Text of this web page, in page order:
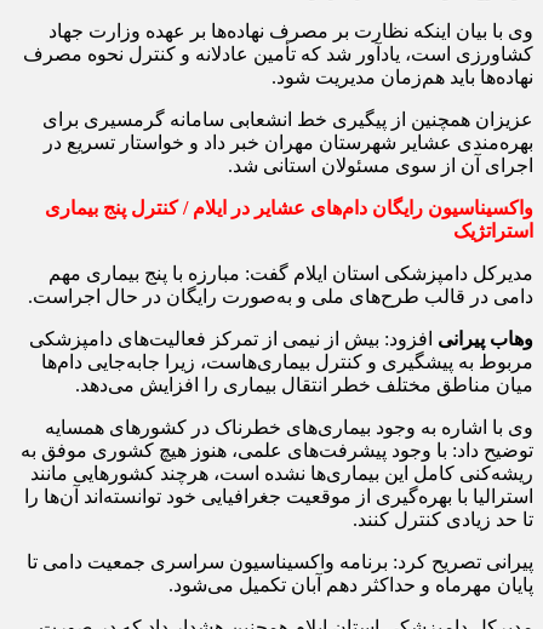
وی با بیان اینکه نظارت بر مصرف نهاده‌ها بر عهده وزارت جهاد
کشاورزی است، یادآور شد که تأمین عادلانه و کنترل نحوه مصرف
نهاده‌ها باید هم‌زمان مدیریت شود.
عزیزان همچنین از پیگیری خط انشعابی سامانه گرمسیری برای
بهره‌مندی عشایر شهرستان مهران خبر داد و خواستار تسریع در
اجرای آن از سوی مسئولان استانی شد.
واکسیناسیون رایگان دام‌های عشایر در ایلام / کنترل پنج بیماری
استراتژیک
مدیرکل دامپزشکی استان ایلام گفت: مبارزه با پنج بیماری مهم
دامی در قالب طرح‌های ملی و به‌صورت رایگان در حال اجراست.
وهاب پیرانی افزود: بیش از نیمی از تمرکز فعالیت‌های دامپزشکی
مربوط به پیشگیری و کنترل بیماری‌هاست، زیرا جابه‌جایی دام‌ها
میان مناطق مختلف خطر انتقال بیماری را افزایش می‌دهد.
وی با اشاره به وجود بیماری‌های خطرناک در کشورهای همسایه
توضیح داد: با وجود پیشرفت‌های علمی، هنوز هیچ کشوری موفق به
ریشه‌کنی کامل این بیماری‌ها نشده است، هرچند کشورهایی مانند
استرالیا با بهره‌گیری از موقعیت جغرافیایی خود توانسته‌اند آن‌ها را
تا حد زیادی کنترل کنند.
پیرانی تصریح کرد: برنامه واکسیناسیون سراسری جمعیت دامی تا
پایان مهرماه و حداکثر دهم آبان تکمیل می‌شود.